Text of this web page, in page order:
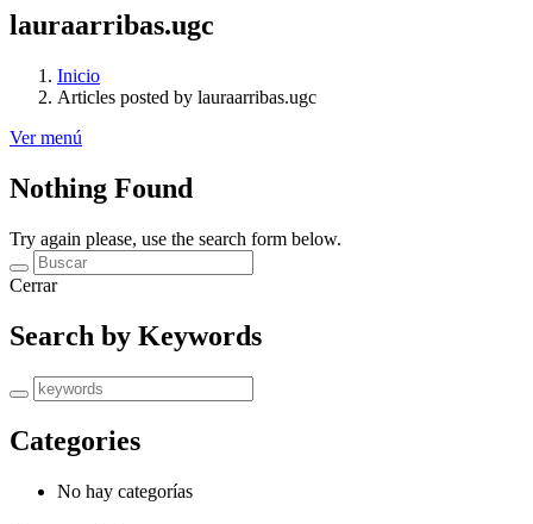
lauraarribas.ugc
Inicio
Articles posted by lauraarribas.ugc
Ver menú
Nothing Found
Try again please, use the search form below.
Cerrar
Search by Keywords
Categories
No hay categorías